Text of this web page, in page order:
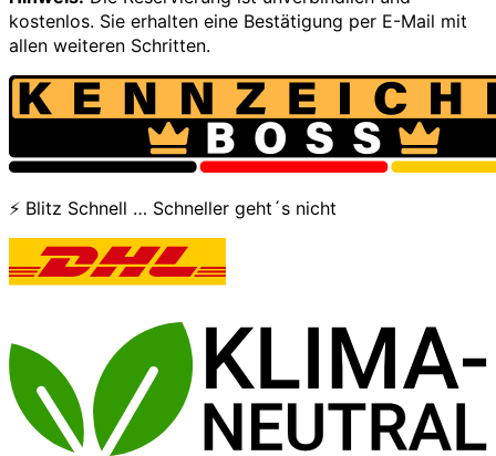
kostenlos. Sie erhalten eine Bestätigung per E-Mail mit
allen weiteren Schritten.
⚡ Blitz Schnell … Schneller geht´s nicht